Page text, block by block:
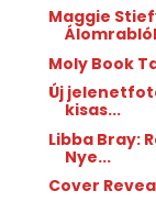
Maggie
Moly Book
Új
kisas...
Libba Bray:
Nye...
Cover